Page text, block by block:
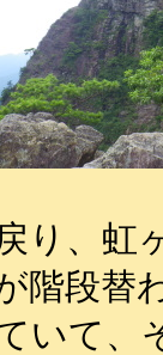
り、虹
階段替
いて、